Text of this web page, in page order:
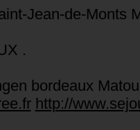
Jean-de-Monts
.
bordeaux
http://